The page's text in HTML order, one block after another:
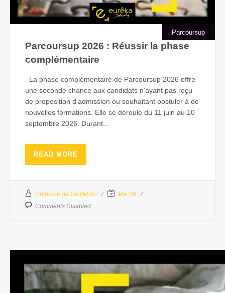
Parcoursup
Parcoursup 2026 : Réussir la phase
complémentaire
La phase complémentaire de Parcoursup 2026 offre
une seconde chance aux candidats n’ayant pas reçu
de proposition d’admission ou souhaitant postuler à de
nouvelles formations. Elle se déroule du 11 juin au 10
septembre 2026. Durant...
READ MORE
Delphine de Guillebon
Mai 06
Comments Disabled